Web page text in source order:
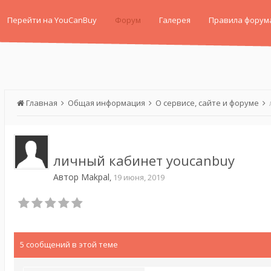
Перейти на YouCanBuy Форум Галерея Правила
Главная Общая информация О сервисе, сайте и форуме
личный кабинет youcanbuy
Автор Makpal, 19 июня, 2019
5 сообщений в этой теме